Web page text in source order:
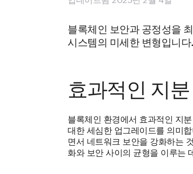
블록체인 보안과 공정성을
시스템의 미세한 변형입니다.
효과적인 지
블록체인 환경에서 효과적인 지
대한 세심한 업그레이드를 의미
면서 네트워크 보안을 강화하는
화와 보안 사이의 균형을 이루는